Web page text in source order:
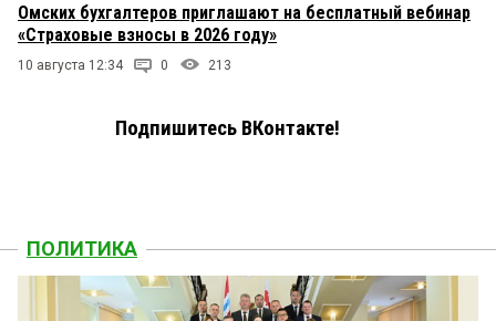
Омских бухгалтеров приглашают на бесплатный вебинар
«Страховые взносы в 2026 году»
10 августа 12:34 0 213
Подпишитесь ВКонтакте!
ПОЛИТИКА